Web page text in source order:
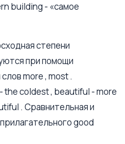
building - «самое
степени
при помощи
more , most .
the coldest , beautiful - more
. Сравнительная и
good